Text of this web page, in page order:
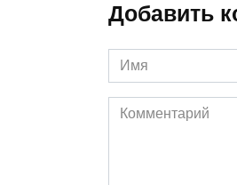
Добавить
Имя
*
Комментарий